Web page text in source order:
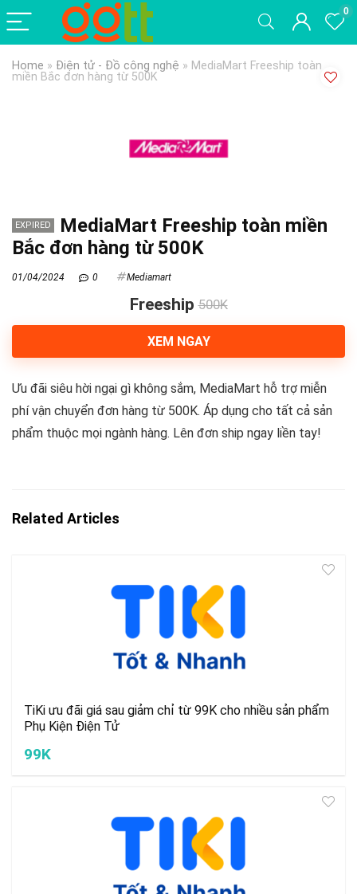
0
Home » Điện tử - Đồ công nghệ » MediaMart Freeship toàn
miền Bắc đơn hàng từ 500K
EXPIRED
MediaMart Freeship toàn miền
Bắc đơn hàng từ 500K
01/04/2024 0 Mediamart
Freeship500K
XEM NGAY
Ưu đãi siêu hời ngại gì không sắm, MediaMart hỗ trợ miễn
phí vận chuyển đơn hàng từ 500K. Áp dụng cho tất cả sản
phẩm thuộc mọi ngành hàng. Lên đơn ship ngay liền tay!
Related Articles
TiKi ưu đãi giá sau giảm chỉ từ 99K cho nhiều sản phẩm
Phụ Kiện Điện Tử
99K